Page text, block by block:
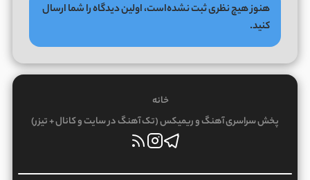
هنوز هیچ نظری ثبت نشده‌است، اولین دیدگاه را شما ارسال
کنید.
خانه
پخش سراسری آهنگ و ریمیکس (تک آهنگ در سایت و کانال + تیزر)